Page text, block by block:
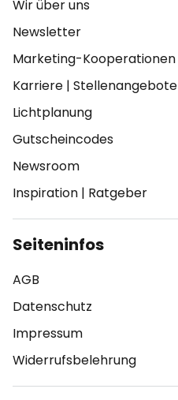
Wir über uns
Newsletter
Marketing-Kooperationen
Karriere | Stellenangebote
Lichtplanung
Gutscheincodes
Newsroom
Inspiration | Ratgeber
Seiteninfos
AGB
Datenschutz
Impressum
Widerrufsbelehrung